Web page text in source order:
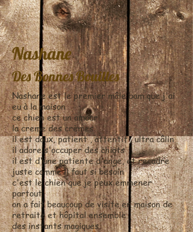
Nashane
Des Bonnes Bouilles
Nashane est le premier mâle bam que j'ai
eu à la maison
ce chien est un amour
la creme des crèmes
il est doux, patient , attentif , ultra câlin
il adore s'occuper des chiots
il est d'une patiente d'ange, et recadre
juste comme il faut si besoin
c'est le chien que je peux emmener
partout
on a fait beaucoup de visite en maison de
retraite et hôpital ensemble
des instants magiques